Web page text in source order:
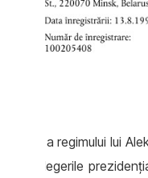
a regimului lui
după alegerile